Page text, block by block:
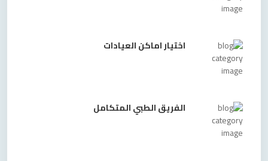
اختيار اماكن العيادات
الفريق الطبي المتكامل